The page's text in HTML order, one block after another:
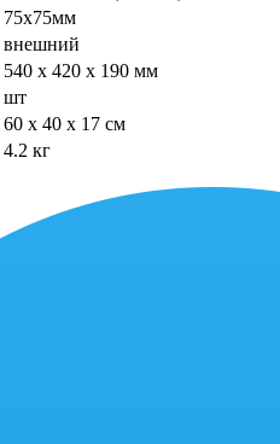
75x75мм
внешний
540 x 420 x 190 мм
шт
60 x 40 x 17 см
4.2 кг